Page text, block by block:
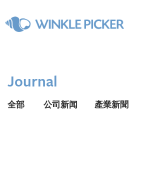
Journal
全部 公司新闻 產業新聞